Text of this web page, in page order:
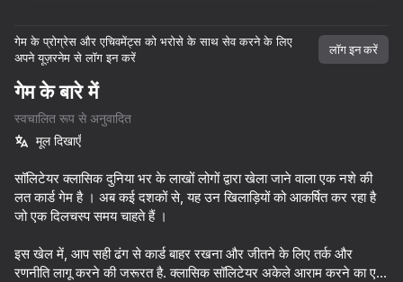
सभी मुफ्त।
सभी आपके।
ओरिएंटेशन का समर्थन करता है
गेम के प्रोग्रेस और एचिवमेंट्स को भरोसे के साथ सेव करने के लिए
अपने यूज़रनेम से लॉग इन करें
लॉग इन करें
गेम के बारे में
स्वचालित रूप से अनुवादित
मूल दिखाएँ
सॉलिटेयर क्लासिक दुनिया भर के लाखों लोगों द्वारा खेला जाने वाला एक नशे की
लत कार्ड गेम है । अब कई दशकों से, यह उन खिलाड़ियों को आकर्षित कर रहा है
जो एक दिलचस्प समय चाहते हैं ।
इस खेल में, आप सही ढंग से कार्ड बाहर रखना और जीतने के लिए तर्क और
रणनीति लागू करने की जरूरत है. क्लासिक सॉलिटेयर अकेले आराम करने का एक